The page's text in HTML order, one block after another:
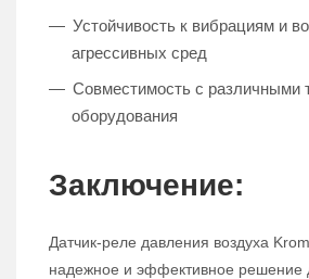
Устойчивость к вибрациям и
агрессивных сред
Совместимость с различными
оборудования
Заключение:
Датчик-реле давления воздуха
надежное и эффективное решение